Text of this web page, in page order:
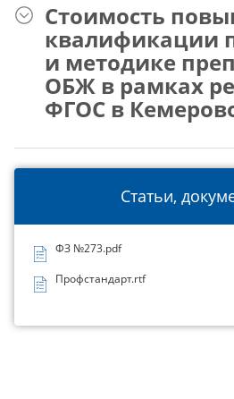
Статьи,
ФЗ №273.pdf
Профстандарт.rtf
Стоимость
квалификации
и методике
ОБЖ в рамках
ФГОС в